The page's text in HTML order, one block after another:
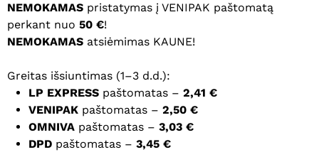
NEMOKAMAS pristatymas į VENIPAK paštomatą
perkant nuo 50 €!
NEMOKAMAS atsiėmimas KAUNE!
Greitas išsiuntimas (1–3 d.d.):
LP EXPRESS paštomatas – 2,41 €
VENIPAK paštomatas – 2,50 €
OMNIVA paštomatas – 3,03 €
DPD paštomatas – 3,45 €